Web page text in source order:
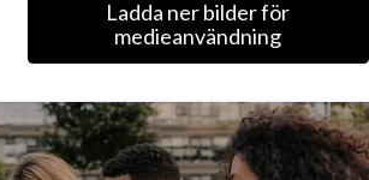
Ladda ner bilder för
medieanvändning